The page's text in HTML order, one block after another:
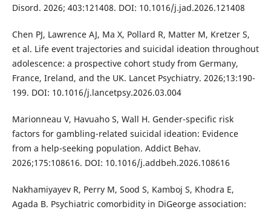
Disord. 2026; 403:121408. DOI: 10.1016/j.jad.2026.121408
Chen PJ, Lawrence AJ, Ma X, Pollard R, Matter M, Kretzer S,
et al. Life event trajectories and suicidal ideation throughout
adolescence: a prospective cohort study from Germany,
France, Ireland, and the UK. Lancet Psychiatry. 2026;13:190-
199. DOI: 10.1016/j.lancetpsy.2026.03.004
Marionneau V, Havuaho S, Wall H. Gender-specific risk
factors for gambling-related suicidal ideation: Evidence
from a help-seeking population. Addict Behav.
2026;175:108616. DOI: 10.1016/j.addbeh.2026.108616
Nakhamiyayev R, Perry M, Sood S, Kamboj S, Khodra E,
Agada B. Psychiatric comorbidity in DiGeorge association: